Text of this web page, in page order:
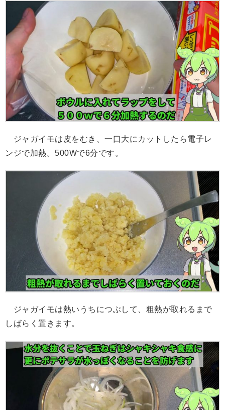
ジャガイモは皮をむき、一口大にカットしたら電子レ
ンジで加熱。500Wで6分です。
ジャガイモは熱いうちにつぶして、粗熱が取れるまで
しばらく置きます。